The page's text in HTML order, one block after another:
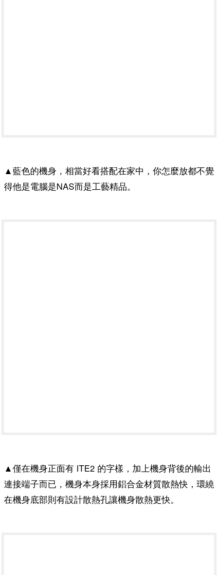
▲藍色的機身，相當好看搭配在家中，你怎麼放都不覺
得他是電腦是NAS而是工藝精品。
▲僅在機身正面有 ITE2 的字樣，加上機身背後的輸出
連接端子而已，機身本身採用鋁合金材質散熱快，環繞
在機身底部則有設計散熱孔讓機身散熱更快。